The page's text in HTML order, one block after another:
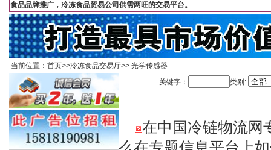
食品品牌推广，冷冻食品贸易公司供需两旺的交易平台。
当前位置： 首页>>冷冻食品交易厅>> 光学传感器
关键字： 类别:
在中国冷链物流网